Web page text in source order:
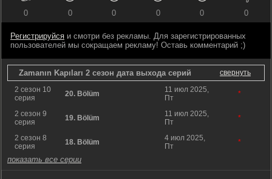
0 0 0 0 0 0
Регистрируйся и смотри без рекламы. Для зарегистрированных
пользователей мы сокращаем рекламу! Оставь комментарий ;)
Zamanın Kapıları 2 сезон дата выхода серий
свернуть
2 сезон 10
серия
20. Bölüm
11 июл 2025,
Пт
*
2 сезон 9
серия
19. Bölüm
11 июл 2025,
Пт
*
2 сезон 8
серия
18. Bölüm
4 июл 2025,
Пт
*
показать все серии